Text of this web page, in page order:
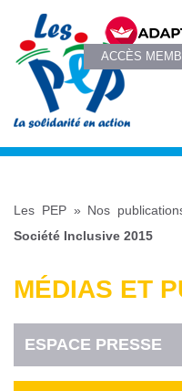
ACCÈS
Les PEP» Nos
Société Inclusive 2015
MÉDIAS ET
ESPACE PRESSE